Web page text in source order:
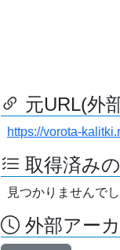
元URL(外
https://vorota-
取得済み
見つかりませんでし
外部アー